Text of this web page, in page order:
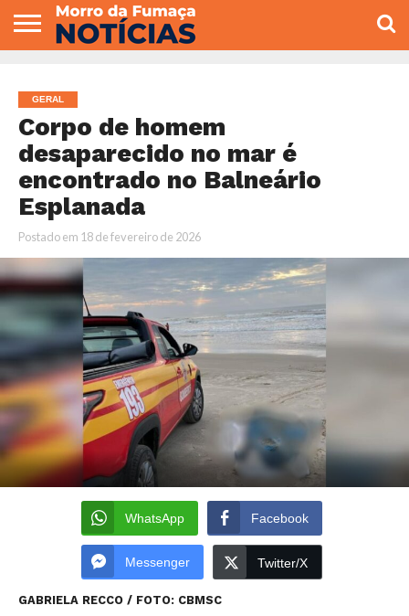
VEREADORES
GERAL
Corpo de homem
desaparecido no mar é
encontrado no Balneário
Esplanada
Postado em 18 de fevereiro de 2026
WhatsApp Facebook
Messenger Twitter/X
GABRIELA RECCO / FOTO: CBMSC